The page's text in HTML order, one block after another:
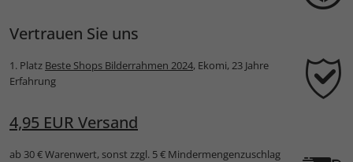
Vertrauen Sie uns
1. Platz Beste Shops Bilderrahmen 2024, Ekomi, 23 Jahre
Erfahrung
4,95 EUR Versand
ab 30 € Warenwert, sonst zzgl. 5 € Mindermengenzuschlag